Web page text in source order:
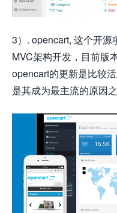
3）. opencart, 这个开
MVC架构开发，目前版
opencart的更新是比较
是其成为最主流的原因之